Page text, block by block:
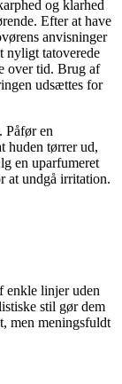
og klarhed
Efter at have
anvisninger
nyligt tatoverede
over tid. Brug af
udsættes for
Påfør en
huden tørrer ud,
en uparfumeret
at undgå irritation.
enkle linjer uden
stil gør dem
men meningsfuldt